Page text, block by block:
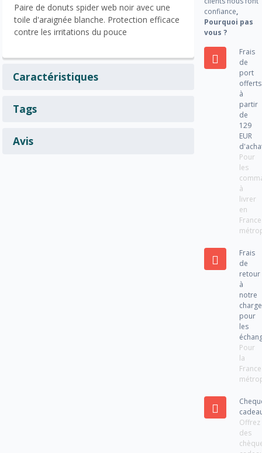
Paire de donuts spider web noir avec une
toile d'araignée blanche. Protection efficace
contre les irritations du pouce
Caractéristiques
Tags
Avis
confiance,
Pourquoi pas
vous ?
Frais
de
port
offerts
à
partir
de
129
EUR
Pour
les
à
livrer
en
France
Frais
de
retour
à
notre
charge
pour
les
Pour
la
France
Offrez
des